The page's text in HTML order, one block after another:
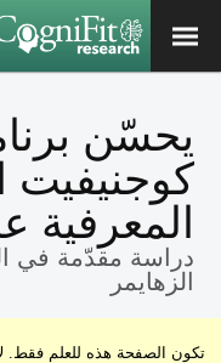
يحسّن
كوجنيفيت
المعرفية
دراسة مقدّمة في
الزهايمر
تكون الصفحة هذه للعلم فقط.